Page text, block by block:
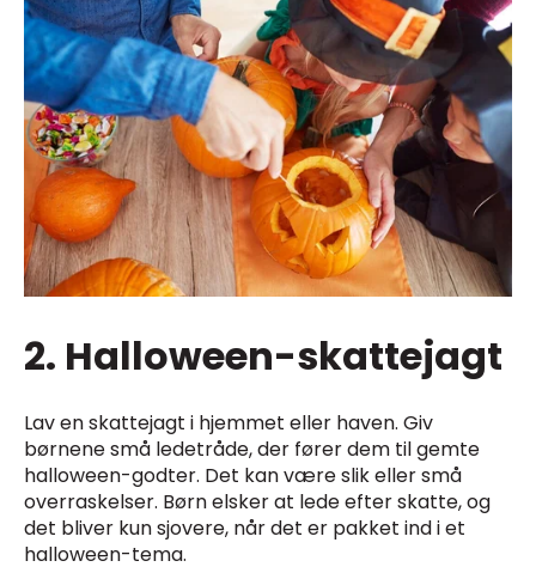
2. Halloween-skattejagt
Lav en skattejagt i hjemmet eller haven. Giv
børnene små ledetråde, der fører dem til gemte
halloween-godter. Det kan være slik eller små
overraskelser. Børn elsker at lede efter skatte, og
det bliver kun sjovere, når det er pakket ind i et
halloween-tema.